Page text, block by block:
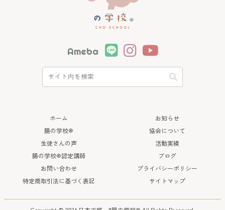
Ameba
ホーム
お知らせ
腸の学校®
協会について
生徒さんの声
活動実績
腸の学校®認定講師
ブログ
お問い合わせ
プライバシーポリシー
特定商取引法に基づく表記
サイトマップ